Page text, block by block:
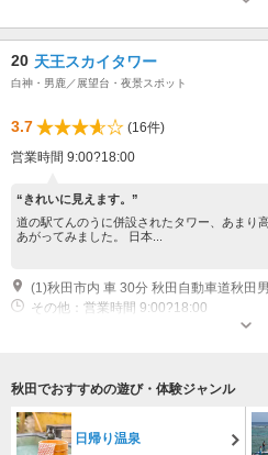
20 天王スカイタワー
白神・男鹿／展望台・夜景スポット
3.7
(16件)
営業時間 9:00?18:00
“きれいに見えます。”
道の駅てんのうに併設されたタワー、あまり
あがってみました。 日本...
その他：営業時間 9:00?18:00
秋田でおすすめの遊び・体験ジャンル
日帰り温泉